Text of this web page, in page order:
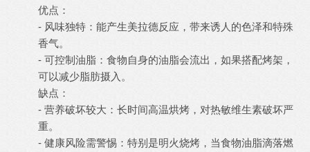
优点：
- 风味独特：能产生美拉德反应，带来诱人的色泽和特殊
香气。
- 可控制油脂：食物自身的油脂会流出，如果搭配烤架，
可以减少脂肪摄入。
缺点：
- 营养破坏较大：长时间高温烘烤，对热敏维生素破坏严
重。
- 健康风险需警惕：特别是明火烧烤，当食物油脂滴落燃